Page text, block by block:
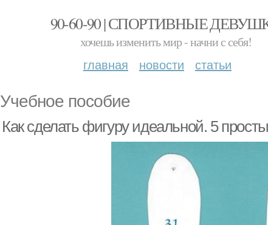
90-60-90 | СПОРТИВНЫЕ
хочешь изменить мир - начни с себя!
главная новости статьи
Учебное пособие
Как сделать фигуру идеальной. 5